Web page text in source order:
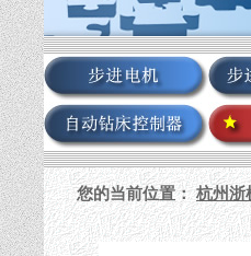
您的当前位置：杭州浙